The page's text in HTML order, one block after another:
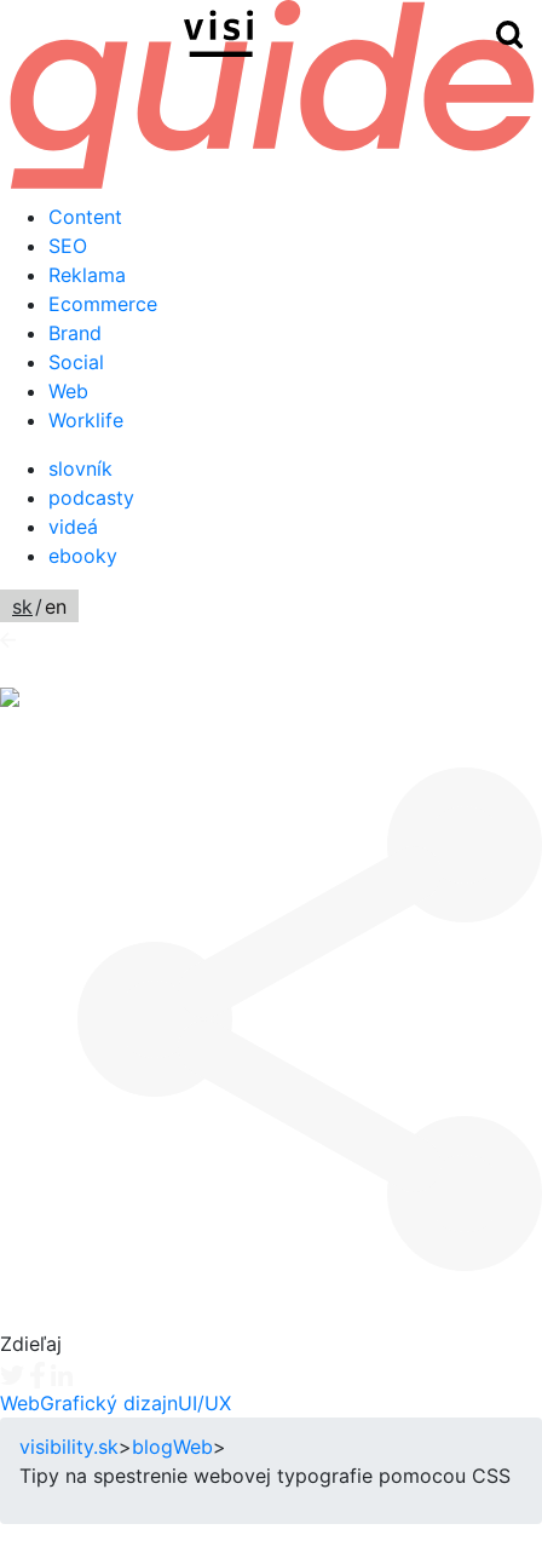
Menu
Content
SEO
Reklama
Ecommerce
Brand
Social
Web
Worklife
slovník
podcasty
videá
ebooky
sk/en
Zdieľaj
WebGrafický dizajnUI/UX
visibility.sk>blogWeb>
Tipy na spestrenie webovej typografie pomocou CSS